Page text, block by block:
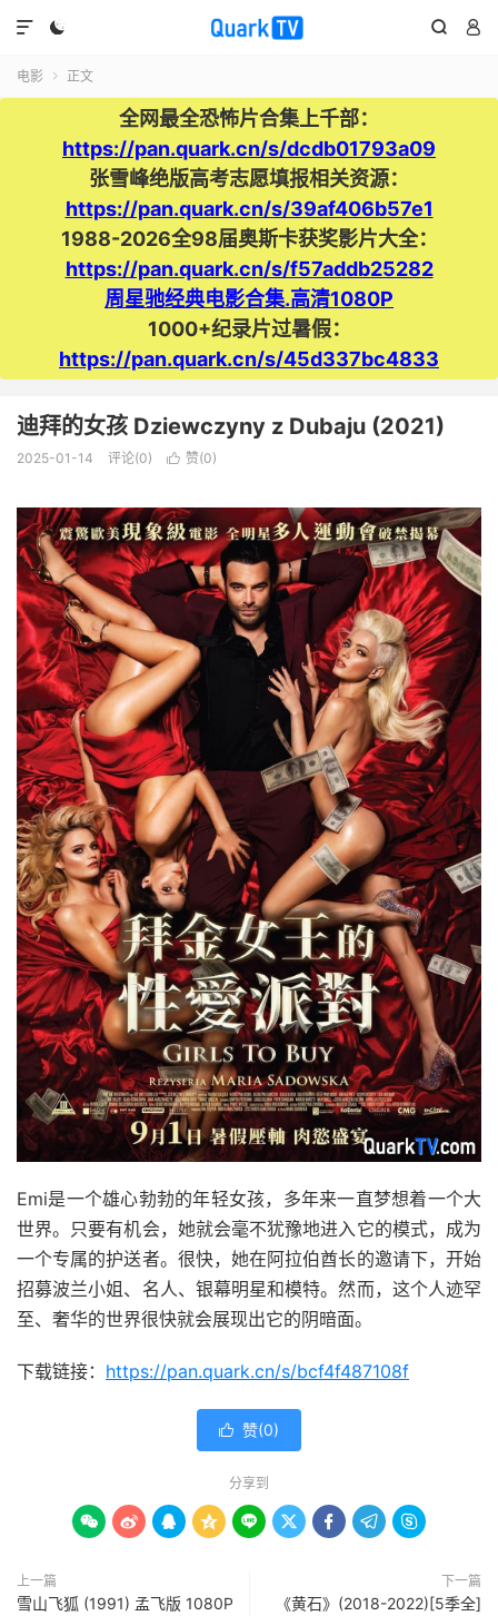
  

电影  正文
全网最全恐怖片合集上千部：
https://pan.quark.cn/s/dcdb01793a09
张雪峰绝版高考志愿填报相关资源：
https://pan.quark.cn/s/39af406b57e1
1988-2026全98届奥斯卡获奖影片大全：
https://pan.quark.cn/s/f57addb25282
周星驰经典电影合集.高清1080P
1000+纪录片过暑假：
https://pan.quark.cn/s/45d337bc4833
迪拜的女孩 Dziewczyny z Dubaju (2021)
2025-01-14 评论(0)  赞(0)
Emi是一个雄心勃勃的年轻女孩，多年来一直梦想着一个大
世界。只要有机会，她就会毫不犹豫地进入它的模式，成为
一个专属的护送者。很快，她在阿拉伯酋长的邀请下，开始
招募波兰小姐、名人、银幕明星和模特。然而，这个人迹罕
至、奢华的世界很快就会展现出它的阴暗面。
下载链接： https://pan.quark.cn/s/bcf4f487108f
 赞(0)
分享到
        
上一篇
雪山飞狐 (1991) 孟飞版 1080P
下一篇
《黄石》(2018-2022)[5季全]